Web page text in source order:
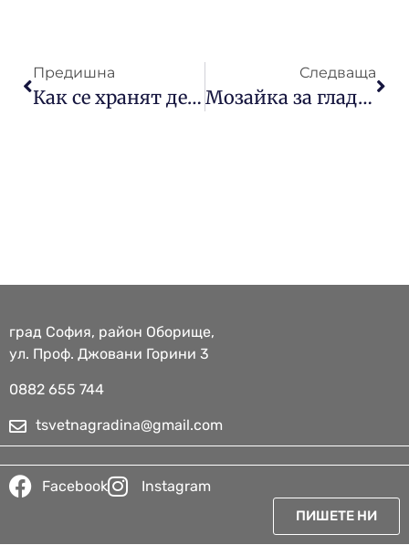
Предишна
Как се хранят децата?
Следваща
Мозайка за гладене IKEA
град София, район Оборище,
ул. Проф. Джовани Горини 3
0882 655 744​
tsvetnagradina@gmail.com
Facebook Instagram
ПИШЕТЕ НИ